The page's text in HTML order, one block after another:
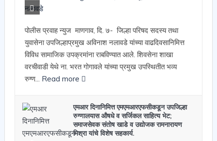
पोलीस प्रवाह न्युज माणगाव, दि. ७- जिल्हा परिषद सदस्य तथा
युवासेना उपजिल्हाप्रमुख अविनाश नलावडे यांच्या वाढदिवसानिमित्त
विविध सामाजिक उपक्रमांना राबविण्यात आले. शिवसेना शाखा
वरचीवाडी येथे ना. भरत गोगावले यांच्या प्रमुख उपस्थितीत भव्य
रुग्ण... Read more
एमआर दिनानिमित्त एमएमआरएफसीकडून उपजिल्हा
रुग्णालयास औषधे व सर्जिकल साहित्य भेट;
समाजसेवक संतोष खाडे व उद्योजक रामनारायण
मिश्रा यांचे विशेष सहकार्य.